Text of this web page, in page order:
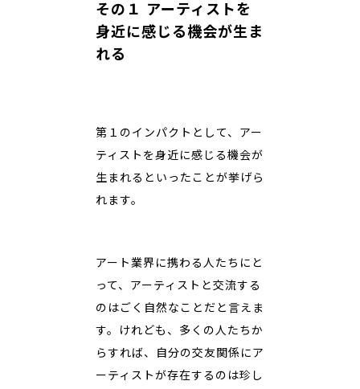
その１ アーティストを
身近に感じる機会が生ま
れる
第１のインパクトとして、アー
ティストを身近に感じる機会が
生まれるといったことが挙げら
れます。
アート業界に携わる人たちにと
って、アーティストと交流する
のはごく自然なことだと言えま
す。けれども、多くの人たちか
らすれば、自分の交友関係にア
ーティストが存在するのは珍し